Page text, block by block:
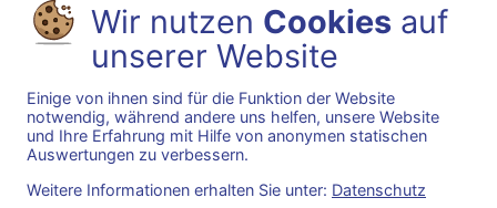
Wir nutzen Cookies auf
unserer Website
Einige von ihnen sind für die Funktion der Website
notwendig, während andere uns helfen, unsere Website
und Ihre Erfahrung mit Hilfe von anonymen statischen
Auswertungen zu verbessern.
Weitere Informationen erhalten Sie unter: Datenschutz